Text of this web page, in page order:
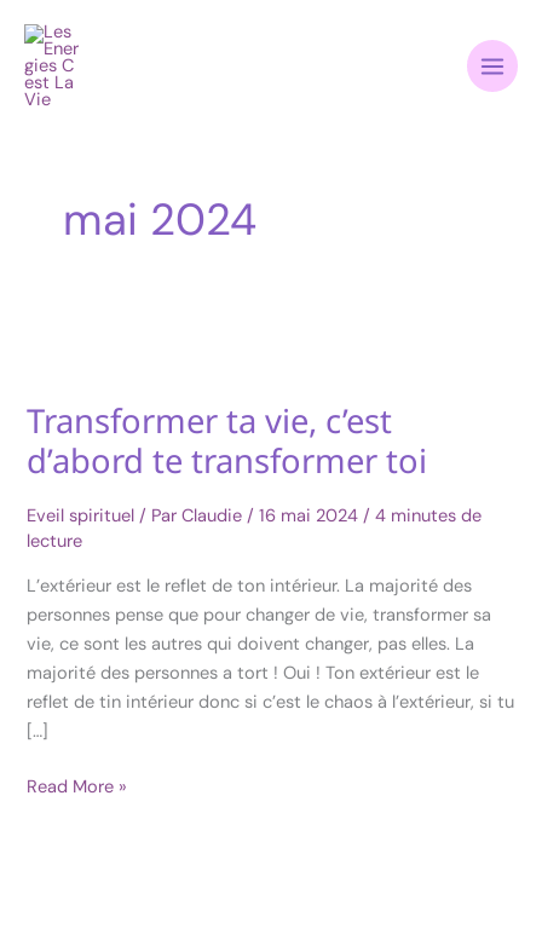
contenu
mai 2024
Transformer ta vie, c’est
d’abord te transformer toi
Eveil spirituel / ParClaudie/16 mai 2024/4 minutes de
lecture
L’extérieur est le reflet de ton intérieur. La majorité des
personnes pense que pour changer de vie, transformer sa
vie, ce sont les autres qui doivent changer, pas elles. La
majorité des personnes a tort ! Oui ! Ton extérieur est le
reflet de tin intérieur donc si c’est le chaos à l’extérieur, si tu
[…]
Transformer
ta
vie,
d’abord
transformer
toi
Read More »